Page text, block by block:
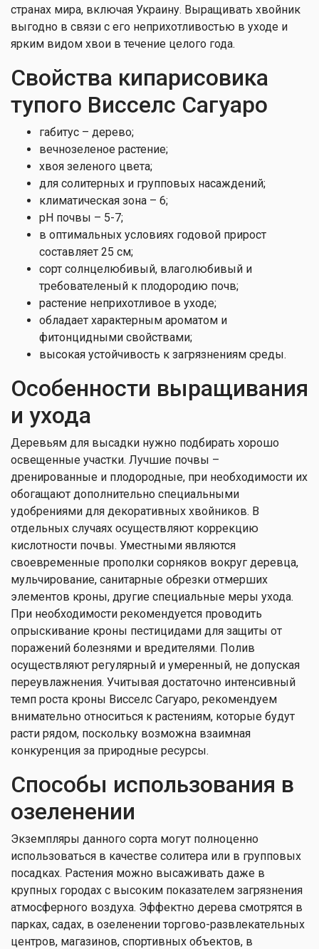
странах мира, включая Украину. Выращивать хвойник
выгодно в связи с его неприхотливостью в уходе и
ярким видом хвои в течение целого года.
Свойства кипарисовика
тупого Висселс Сагуаро
габитус – дерево;
вечнозеленое растение;
хвоя зеленого цвета;
для солитерных и групповых насаждений;
климатическая зона – 6;
pH почвы – 5-7;
в оптимальных условиях годовой прирост
составляет 25 см;
сорт солнцелюбивый, влаголюбивый и
требователеный к плодородию почв;
растение неприхотливое в уходе;
обладает характерным ароматом и
фитонцидными свойствами;
высокая устойчивость к загрязнениям среды.
Особенности выращивания
и ухода
Деревьям для высадки нужно подбирать хорошо
освещенные участки. Лучшие почвы –
дренированные и плодородные, при необходимости их
обогащают дополнительно специальными
удобрениями для декоративных хвойников. В
отдельных случаях осуществляют коррекцию
кислотности почвы. Уместными являются
своевременные прополки сорняков вокруг деревца,
мульчирование, санитарные обрезки отмерших
элементов кроны, другие специальные меры ухода.
При необходимости рекомендуется проводить
опрыскивание кроны пестицидами для защиты от
поражений болезнями и вредителями. Полив
осуществляют регулярный и умеренный, не допуская
переувлажнения. Учитывая достаточно интенсивный
темп роста кроны Висселс Сагуаро, рекомендуем
внимательно относиться к растениям, которые будут
расти рядом, поскольку возможна взаимная
конкуренция за природные ресурсы.
Способы использования в
озеленении
Экземпляры данного сорта могут полноценно
использоваться в качестве солитера или в групповых
посадках. Растения можно высаживать даже в
крупных городах с высоким показателем загрязнения
атмосферного воздуха. Эффектно дерева смотрятся в
парках, садах, в озеленении торгово-развлекательных
центров, магазинов, спортивных объектов, в